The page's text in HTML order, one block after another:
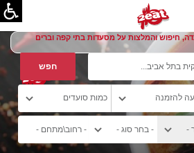
חיפוש והמלצות על מסעדות בתי קפה וברים